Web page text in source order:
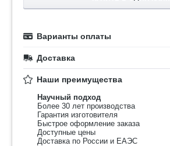
Варианты оплаты
Доставка
Наши преимущества
Научный подход
Более 30 лет производства
Гарантия изготовителя
Быстрое оформление заказа
Доступные цены
Доставка по России и ЕАЭС